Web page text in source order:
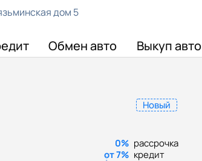
дом 5
Обмен авто Выкуп авто
Новый
0% рассрочка
от 7% кредит